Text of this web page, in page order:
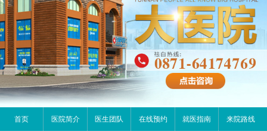
首页 医院简介 医生团队 在线预约 就医指南 来院路线